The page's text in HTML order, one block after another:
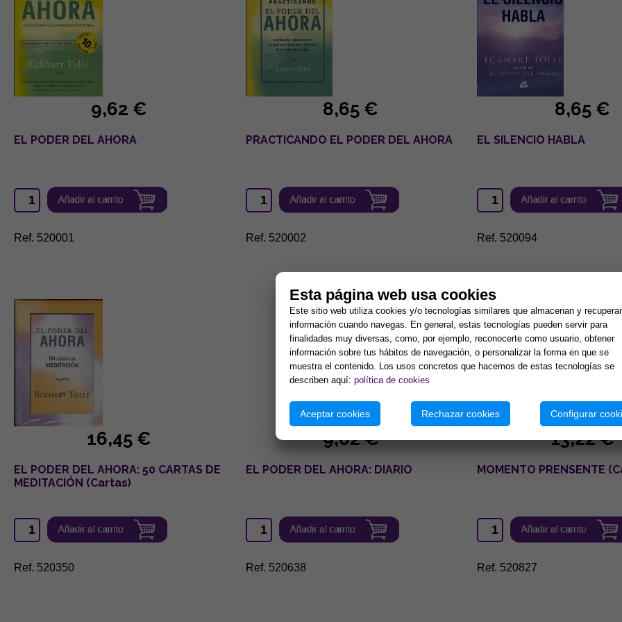
9,62 €
EL PODER DEL AHORA
Ref. 520001
8,65 €
PRACTICANDO EL PODER DEL AHORA
Ref. 520002
8,65 €
EL SILENCIO HABLA
Ref. 520094
16,45 €
EL PODER DEL AHORA: 50 CARTAS DE
MEDITACIÓN (Cartas)
Ref. 520350
9,62 €
EL PODER DEL AHORA: DIARIO
Ref. 520638
13,22 €
MOMENTO PRENSENTE
Ref. 520827
Esta página web usa cookies
Este sitio web utiliza cookies y/o tecnologías similares que almacenan y
información cuando navegas. En general, estas tecnologías pueden servir para
finalidades muy diversas, como, por ejemplo, reconocerte como usuario, obtener
información sobre tus hábitos de navegación, o personalizar la forma en que se
muestra el contenido. Los usos concretos que hacemos de estas tecnologías se
describen aquí: política de cookies
Aceptar cookies Rechazar cookies Configurar